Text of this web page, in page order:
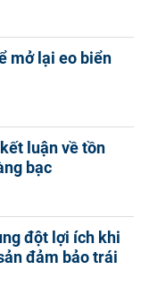
mở lại eo biển
luận về tồn
bạc
đột lợi ích khi
đảm bảo trái